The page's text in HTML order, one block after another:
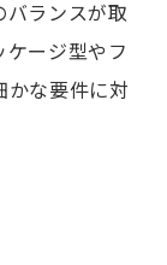
バランスが取
ケージ型やフ
かな要件に対